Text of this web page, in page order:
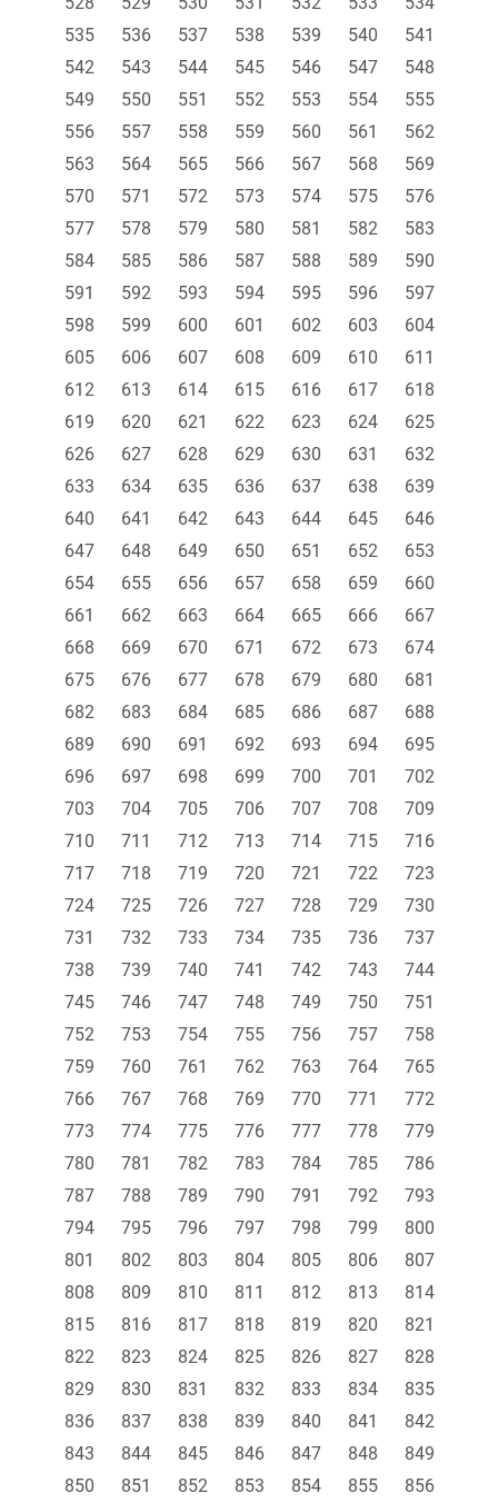
535
536 537 538 539 540
541
542
543 544 545 546 547
548
549
550 551 552 553 554
555
556
557 558 559 560 561
562
563
564 565 566 567 568
569
570
571 572 573 574 575
576
577
578 579 580 581 582
583
584
585 586 587 588 589
590
591
592 593 594 595 596
597
598
599 600 601 602 603
604
605
606 607 608 609 610
611
612
613 614 615 616 617
618
619
620 621 622 623 624
625
626
627 628 629 630 631
632
633
634 635 636 637 638
639
640
641 642 643 644 645
646
647
648 649 650 651 652
653
654
655 656 657 658 659
660
661
662 663 664 665 666
667
668
669 670 671 672 673
674
675
676 677 678 679 680
681
682
683 684 685 686 687
688
689
690 691 692 693 694
695
696
697 698 699 700 701
702
703
704 705 706 707 708
709
710
711 712 713 714 715
716
717
718 719 720 721 722
723
724
725 726 727 728 729
730
731
732 733 734 735 736
737
738
739 740 741 742 743
744
745
746 747 748 749 750
751
752
753 754 755 756 757
758
759
760 761 762 763 764
765
766
767 768 769 770 771
772
773
774 775 776 777 778
779
780
781 782 783 784 785
786
787
788 789 790 791 792
793
794
795 796 797 798 799
800
801
802 803 804 805 806
807
808
809 810 811 812 813
814
815
816 817 818 819 820
821
822
823 824 825 826 827
828
829
830 831 832 833 834
835
836
837 838 839 840 841
842
843
844 845 846 847 848
849
850
851 852 853 854 855
856